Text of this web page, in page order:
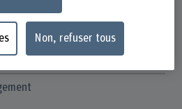
Non, refuser tous